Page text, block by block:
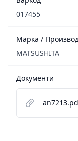
017455
Марка /
MATSUSHITA
Документи